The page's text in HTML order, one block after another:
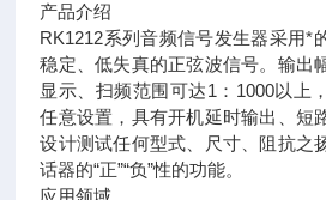
产品介绍
RK1212系列音频信号发生器采用*
稳定、低失真的正弦波信号。输出
显示、扫频范围可达1：1000以上
任意设置，具有开机延时输出、短
设计测试任何型式、尺寸、阻抗之
话器的“正”“负”性的功能。
应用领域